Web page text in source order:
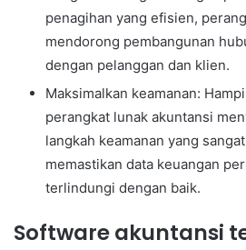
penagihan yang efisien,
mendorong pembangunan
dengan pelanggan dan klien.
Maksimalkan keamanan:
perangkat lunak akuntansi
langkah keamanan yang
memastikan data keuangan
terlindungi dengan baik.
Software akuntansi